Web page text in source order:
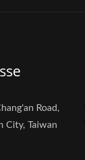
Road,
City, Taiwan